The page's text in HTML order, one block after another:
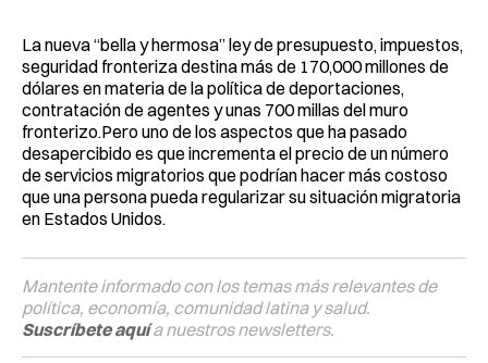
La nueva “bella y hermosa” ley de presupuesto, impuestos,
seguridad fronteriza destina más de 170,000 millones de
dólares en materia de la política de deportaciones,
contratación de agentes y unas 700 millas del muro
fronterizo.Pero uno de los aspectos que ha pasado
desapercibido es que incrementa el precio de un número
de servicios migratorios que podrían hacer más costoso
que una persona pueda regularizar su situación migratoria
en Estados Unidos.
Mantente informado con los temas más relevantes de
política, economía, comunidad latina y salud.
Suscríbete aquía nuestros newsletters.